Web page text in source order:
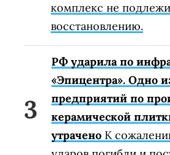
комплекс не
восстановлению.
РФ ударила по
«Эпицентра». Одно
предприятий по
керамической
утрачено К